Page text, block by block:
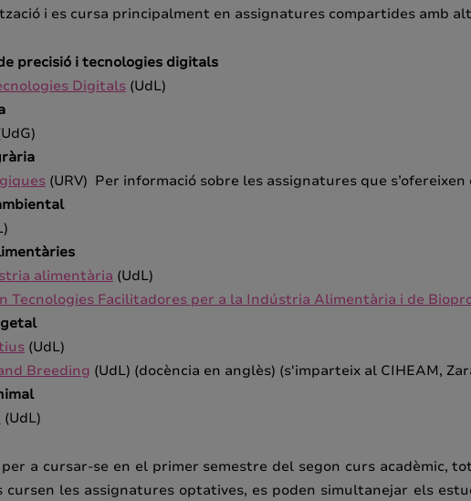
i es cursa principalment en assignatures compartides amb
precisió i tecnologies digitals
Digitals (UdL)
(URV) Per informació sobre les assignatures que
alimentària (UdL)
Tecnologies Facilitadores per a la Indústria Alimentària i de
(UdL)
Breeding (UdL) (docència en anglès) (s'imparteix al CIHEAM,
(UdL)
a cursar-se en el primer semestre del segon curs acadèmic,
cursen les assignatures optatives, es poden simultanejar els